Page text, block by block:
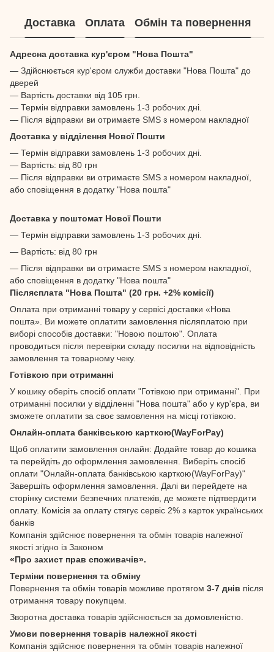
Доставка Оплата Обмін та повернення
Адресна доставка кур'єром "Нова Пошта"
— Здійснюється кур'єром служби доставки "Нова Пошта" до
дверей
— Вартість доставки від 105 грн.
— Термін відправки замовлень 1-3 робочих дні.
— Після відправки ви отримаєте SMS з номером накладної
Доставка у відділення Нової Пошти
— Термін відправки замовлень 1-3 робочих дні.
— Вартість: від 80 грн
— Після відправки ви отримаєте SMS з номером накладної,
або сповіщення в додатку "Нова пошта"
Доставка у поштомат Нової Пошти
— Термін відправки замовлень 1-3 робочих дні.
— Вартість: від 80 грн
— Після відправки ви отримаєте SMS з номером накладної,
або сповіщення в додатку "Нова пошта"
Післясплата "Нова Пошта" (20 грн. +2% комісії)
Оплата при отриманні товару у сервісі доставки «Нова
пошта». Ви можете оплатити замовлення післяплатою при
виборі способів доставки: "Новою поштою". Оплата
проводиться після перевірки складу посилки на відповідність
замовлення та товарному чеку.
Готівкою при отриманні
У кошику оберіть спосіб оплати "Готівкою при отриманні". При
отриманні посилки у відділенні "Нова пошта" або у кур'єра, ви
зможете оплатити за своє замовлення на місці готівкою.
Онлайн-оплата банківською карткою(WayForPay)
Щоб оплатити замовлення онлайн: Додайте товар до кошика
та перейдіть до оформлення замовлення. Виберіть спосіб
оплати "Онлайн-оплата банківською карткою(WayForPay)"
Завершіть оформлення замовлення. Далі ви перейдете на
сторінку системи безпечних платежів, де можете підтвердити
оплату. Комісія за оплату стягує сервіс 2% з карток українських
банків
Компанія здійснює повернення та обмін товарів належної
якості згідно із Законом
«Про захист прав споживачів».
Терміни повернення та обміну
Повернення та обмін товарів можливе протягом 3-7 днів після
отримання товару покупцем.
Зворотна доставка товарів здійснюється за домовленістю.
Умови повернення товарів належної якості
Компанія здійснює повернення та обмін товарів належної